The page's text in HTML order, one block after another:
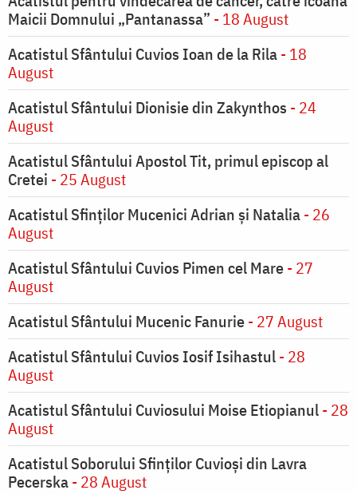
Maicii Domnului „Pantanassa” - 18 August
Acatistul Sfântului Cuvios Ioan de la Rila- 18
August
Acatistul Sfântului Dionisie din Zakynthos - 24
August
Acatistul Sfântului Apostol Tit, primul episcop al
Cretei - 25 August
Acatistul Sfinților Mucenici Adrian și Natalia- 26
August
Acatistul Sfântului Cuvios Pimen cel Mare- 27
August
Acatistul Sfântului Mucenic Fanurie- 27 August
Acatistul Sfântului Cuvios Iosif Isihastul- 28
August
Acatistul Sfântului Cuviosului Moise Etiopianul- 28
August
Acatistul Soborului Sfinților Cuvioși din Lavra
Pecerska- 28 August